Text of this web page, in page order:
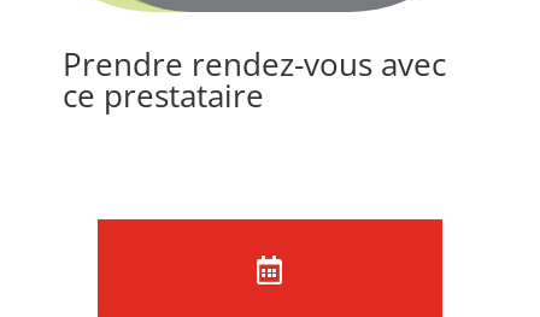
Prendre rendez-vous avec
ce prestataire
